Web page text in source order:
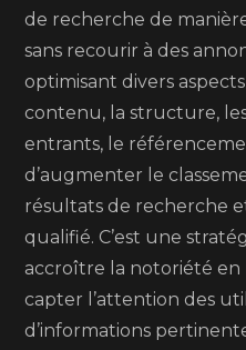
de recherche de
sans recourir à des
optimisant divers
contenu, la structure,
entrants, le
d’augmenter le
résultats de recherche
qualifié. C’est une
accroître la notoriété en
capter l’attention des
d’informations